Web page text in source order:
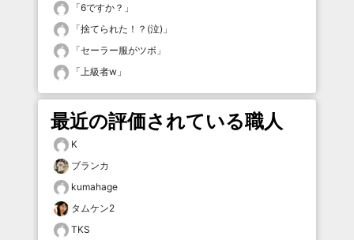
「6ですか？ 」
「捨てられた！？(泣) 」
「セーラー服がツボ 」
「上級者w 」
最近の評価されている職人
K
ブランカ
kumahage
タムケン2
TKS